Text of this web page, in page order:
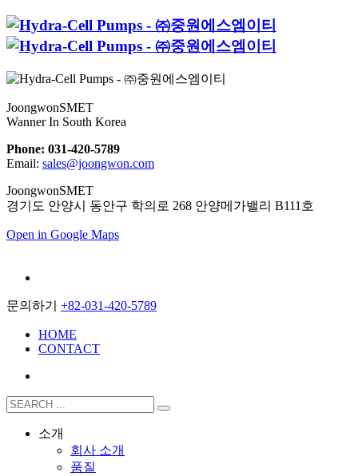
JoongwonSMET
Wanner In South Korea
Phone: 031-420-5789
Email: sales@joongwon.com
JoongwonSMET
경기도 안양시 동안구 학의로 268 안양메가밸리 B111호
Open in Google Maps
문의하기 +82-031-420-5789
HOME
CONTACT
소개
회사 소개
품질